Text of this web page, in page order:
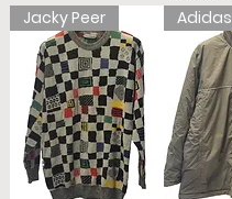
Jacky Peer Adidas